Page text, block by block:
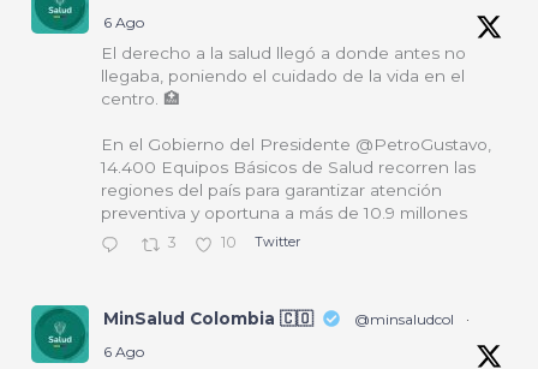
6 Ago
El derecho a la salud llegó a donde antes no
llegaba, poniendo el cuidado de la vida en el
centro. 🏥
En el Gobierno del Presidente @PetroGustavo,
14.400 Equipos Básicos de Salud recorren las
regiones del país para garantizar atención
preventiva y oportuna a más de 10.9 millones
3 10 Twitter
MinSalud Colombia 🇨🇴 @minsaludcol
·
6 Ago